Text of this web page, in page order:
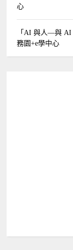
心
「AI 與人—與 AI
務園+e學中心